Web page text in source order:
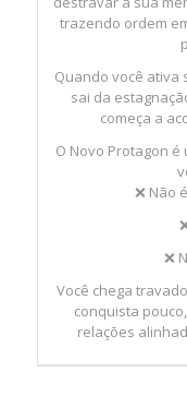
trazendo ordem
Quando você ativa
sai da
começa a
O Novo Protagon
❌ Não
❌
Você chega
conquista
relações